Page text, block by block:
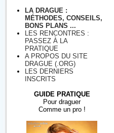
LA DRAGUE :
MÉTHODES, CONSEILS,
BONS PLANS ...
LES RENCONTRES :
PASSEZ À LA
PRATIQUE
A PROPOS DU SITE
DRAGUE (.ORG)
LES DERNIERS
INSCRITS
GUIDE PRATIQUE
Pour draguer
Comme un pro !